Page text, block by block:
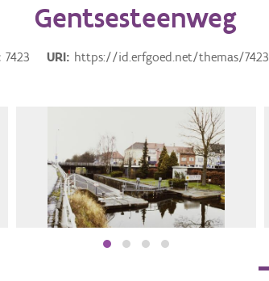
Gentsesteenweg
7423 URI https://id.erfgoed.net/themas/7423